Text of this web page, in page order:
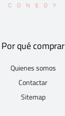
Por qué comprar
Quienes somos
Contactar
Sitemap